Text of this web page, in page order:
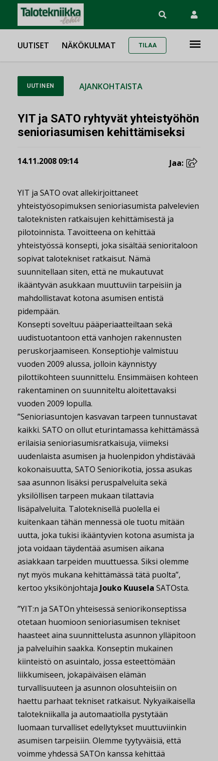
UUTISET NÄKÖKULMAT TILAA
UUTINEN AJANKOHTAISTA
YIT ja SATO ryhtyvät yhteistyöhön
senioriasumisen kehittämiseksi
14.11.2008 09:14 Jaa:
YIT ja SATO ovat allekirjoittaneet
yhteistyösopimuksen senioriasumista palvelevien
taloteknisten ratkaisujen kehittämisestä ja
pilotoinnista. Tavoitteena on kehittää
yhteistyössä konsepti, joka sisältää senioritaloon
sopivat talotekniset ratkaisut. Nämä
suunnitellaan siten, että ne mukautuvat
ikääntyvän asukkaan muuttuviin tarpeisiin ja
mahdollistavat kotona asumisen entistä
pidempään.
Konsepti soveltuu pääperiaatteiltaan sekä
uudistuotantoon että vanhojen rakennusten
peruskorjaamiseen. Konseptiohje valmistuu
vuoden 2009 alussa, jolloin käynnistyy
pilottikohteen suunnittelu. Ensimmäisen kohteen
rakentaminen on suunniteltu aloitettavaksi
vuoden 2009 lopulla.
”Senioriasuntojen kasvavan tarpeen tunnustavat
kaikki. SATO on ollut eturintamassa kehittämässä
erilaisia senioriasumisratkaisuja, viimeksi
uudenlaista asumisen ja huolenpidon yhdistävää
kokonaisuutta, SATO Seniorikotia, jossa asukas
saa asunnon lisäksi peruspalveluita sekä
yksilöllisen tarpeen mukaan tilattavia
lisäpalveluita. Taloteknisellä puolella ei
kuitenkaan tähän mennessä ole tuotu mitään
uutta, joka tukisi ikääntyvien kotona asumista ja
jota voidaan täydentää asumisen aikana
asiakkaan tarpeiden muuttuessa. Siksi olemme
nyt myös mukana kehittämässä tätä puolta”,
kertoo yksikönjohtaja Jouko Kuusela SATOsta.
”YIT:n ja SATOn yhteisessä seniorikonseptissa
otetaan huomioon senioriasumisen tekniset
haasteet aina suunnittelusta asunnon ylläpitoon
ja palveluihin saakka. Konseptin mukainen
kiinteistö on asuintalo, jossa esteettömään
liikkumiseen, jokapäiväisen elämän
turvallisuuteen ja asunnon olosuhteisiin on
haettu parhaat tekniset ratkaisut. Nykyaikaisella
talotekniikalla ja automaatiolla pystytään
luomaan turvalliset edellytykset muuttuviinkin
asumisen tarpeisiin. Olemme tyytyväisiä, että
voimme yhdessä SATOn kanssa kehittää